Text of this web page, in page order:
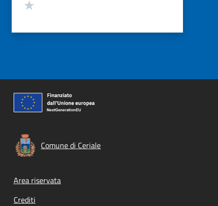
Comune di Ceriale
Footer menu
Area riservata
Crediti